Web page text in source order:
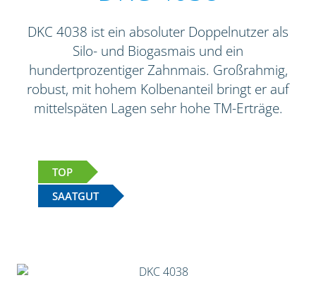
DKC 4038 ist ein absoluter Doppelnutzer als
Silo- und Biogasmais und ein
hundertprozentiger Zahnmais. Großrahmig,
robust, mit hohem Kolbenanteil bringt er auf
mittelspäten Lagen sehr hohe TM-Erträge.
TOP
SAATGUT